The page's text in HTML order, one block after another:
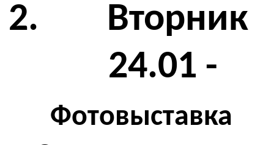
2. Вторник
24.01 -
Фотовыставка